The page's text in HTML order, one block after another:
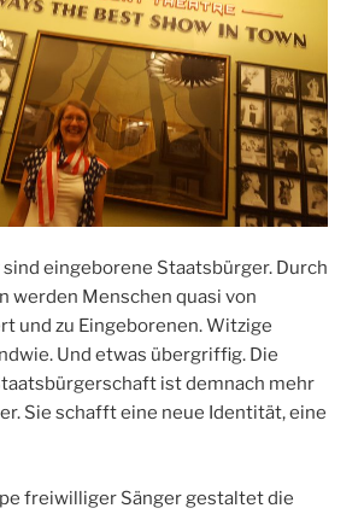
sind eingeborene Staatsbürger. Durch
werden Menschen quasi von
und zu Eingeborenen. Witzige
Und etwas übergriffig. Die
ist demnach mehr
Sie schafft eine neue Identität, eine
freiwilliger Sänger gestaltet die